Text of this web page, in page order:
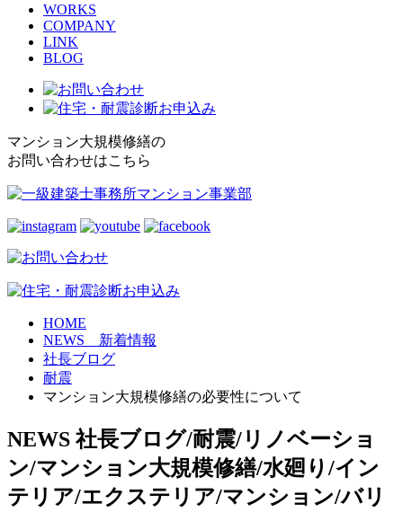
WORKS
COMPANY
LINK
BLOG
マンション大規模修繕の
お問い合わせはこちら
HOME
NEWS 新着情報
社長ブログ
耐震
マンション大規模修繕の必要性について
NEWS 社長ブログ/耐震/リノベーショ
ン/マンション大規模修繕/水廻り/イン
テリア/エクステリア/マンション/バリ